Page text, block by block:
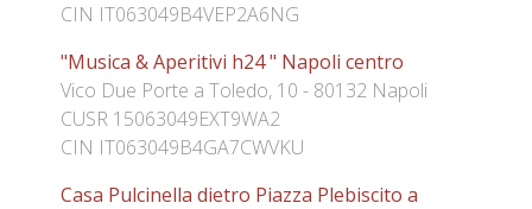
CIN IT063049B4VEP2A6NG
"Musica & Aperitivi h24 " Napoli centro
Vico Due Porte a Toledo, 10 - 80132 Napoli
CUSR 15063049EXT9WA2
CIN IT063049B4GA7CWVKU
Casa Pulcinella dietro Piazza Plebiscito a